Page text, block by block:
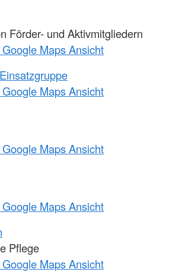
Förder- und Aktivmitgliedern
Maps Ansicht
Maps Ansicht
Maps Ansicht
Maps Ansicht
Pflege
Maps Ansicht